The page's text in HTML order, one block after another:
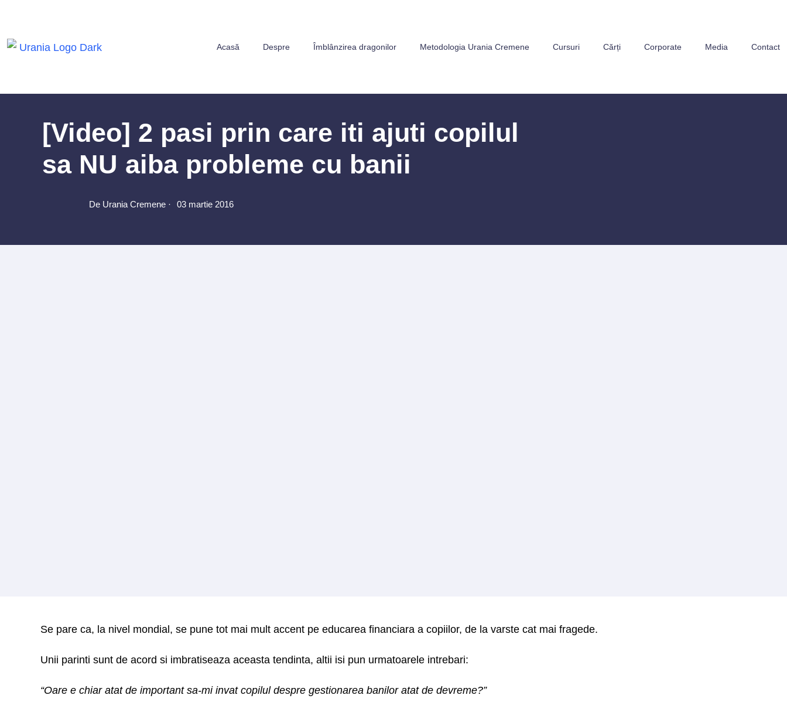
Acasă Despre Îmblânzirea dragonilor Metodologia Urania Cremene Cursuri Cărți Corporate Media Contact
[Video] 2 pasi prin care iti ajuti copilul
sa NU aiba probleme cu banii
De Urania Cremene · 03 martie 2016
Se pare ca, la nivel mondial, se pune tot mai mult accent pe educarea financiara a copiilor, de la varste cat mai fragede.
Unii parinti sunt de acord si imbratiseaza aceasta tendinta, altii isi pun urmatoarele intrebari:
“Oare e chiar atat de important sa-mi invat copilul despre gestionarea banilor atat de devreme?”